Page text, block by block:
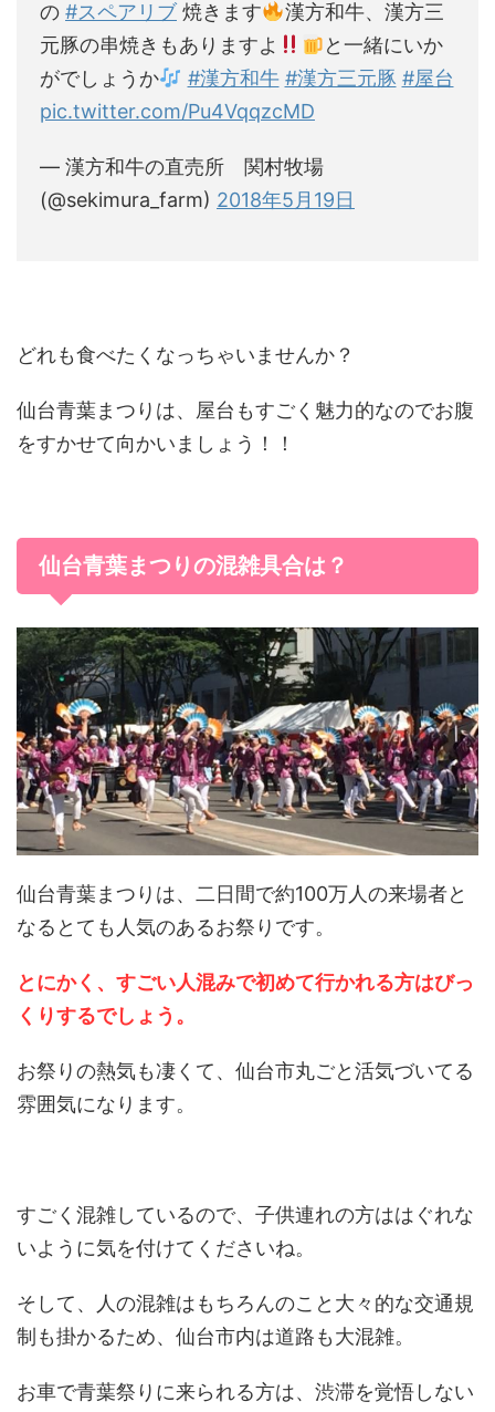
の #スペアリブ焼きます
漢方和牛、漢方三
元豚の串焼きもありますよ
と一緒にいか
がでしょうか
#漢方和牛 #漢方三元豚 #屋台
pic.twitter.com/Pu4VqqzcMD
— 漢方和牛の直売所 関村牧場
(@sekimura_farm) 2018年5月19日
どれも食べたくなっちゃいませんか？
仙台青葉まつりは、屋台もすごく魅力的なのでお腹
をすかせて向かいましょう！！
仙台青葉まつりの混雑具合は？
仙台青葉まつりは、二日間で約100万人の来場者と
なるとても人気のあるお祭りです。
とにかく、すごい人混みで初めて行かれる方はびっ
くりするでしょう。
お祭りの熱気も凄くて、仙台市丸ごと活気づいてる
雰囲気になります。
すごく混雑しているので、子供連れの方ははぐれな
いように気を付けてくださいね。
そして、人の混雑はもちろんのこと大々的な交通規
制も掛かるため、仙台市内は道路も大混雑。
お車で青葉祭りに来られる方は、渋滞を覚悟しない